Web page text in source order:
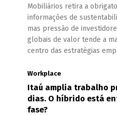
Mobiliários retira a
informações de
mas pressão de
globais de valor tende a
centro das estratégias
Workplace
Itaú amplia trabalho
dias. O híbrido está
fase?